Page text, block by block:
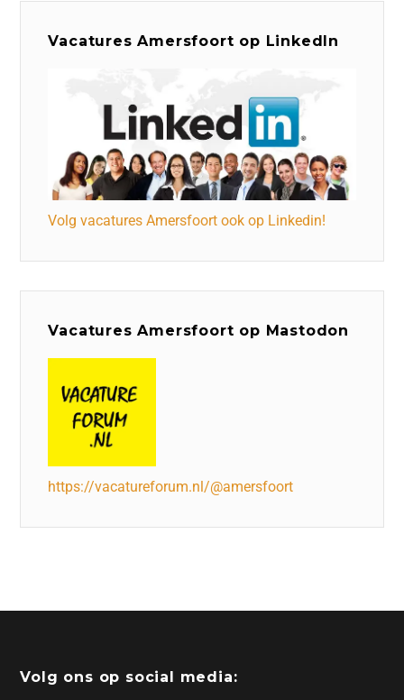
Vacatures Amersfoort op LinkedIn
Volg vacatures Amersfoort ook op Linkedin!
Vacatures Amersfoort op Mastodon
https://vacatureforum.nl/@amersfoort
Volg ons op social media: